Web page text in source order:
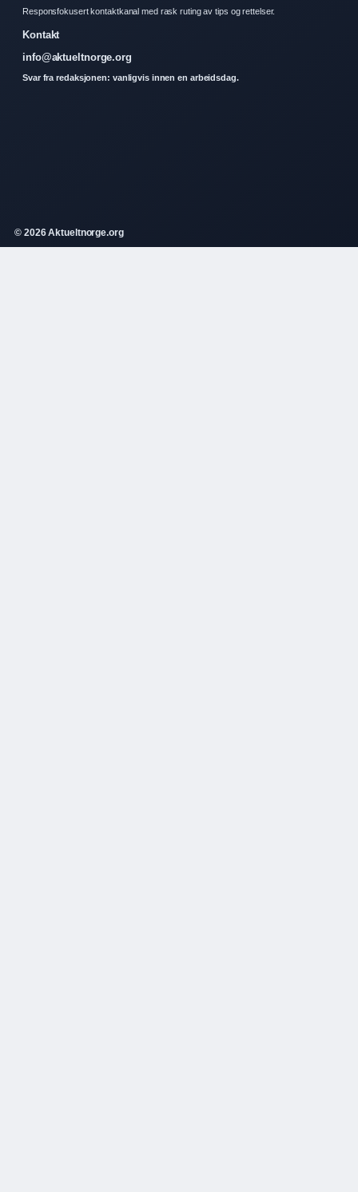
Responsfokusert kontaktkanal med rask ruting av tips og rettelser.
Kontakt
info@aktueltnorge.org
Svar fra redaksjonen: vanligvis innen en arbeidsdag.
© 2026 Aktueltnorge.org